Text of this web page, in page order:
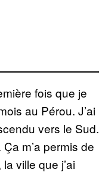
fois que je
au Pérou. J’ai
vers le Sud.
Ça m’a permis de
ville que j’ai